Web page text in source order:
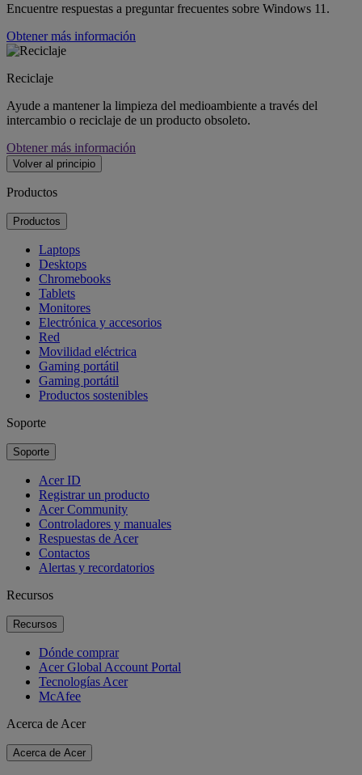
Encuentre respuestas a preguntar frecuentes sobre Windows 11.
Obtener más información
Reciclaje
Ayude a mantener la limpieza del medioambiente a través del
intercambio o reciclaje de un producto obsoleto.
Obtener más información
Volver al principio
Productos
Productos
Laptops
Desktops
Chromebooks
Tablets
Monitores
Electrónica y accesorios
Red
Movilidad eléctrica
Gaming portátil
Gaming portátil
Productos sostenibles
Soporte
Soporte
Acer ID
Registrar un producto
Acer Community
Controladores y manuales
Respuestas de Acer
Contactos
Alertas y recordatorios
Recursos
Recursos
Dónde comprar
Acer Global Account Portal
Tecnologías Acer
McAfee
Acerca de Acer
Acerca de Acer